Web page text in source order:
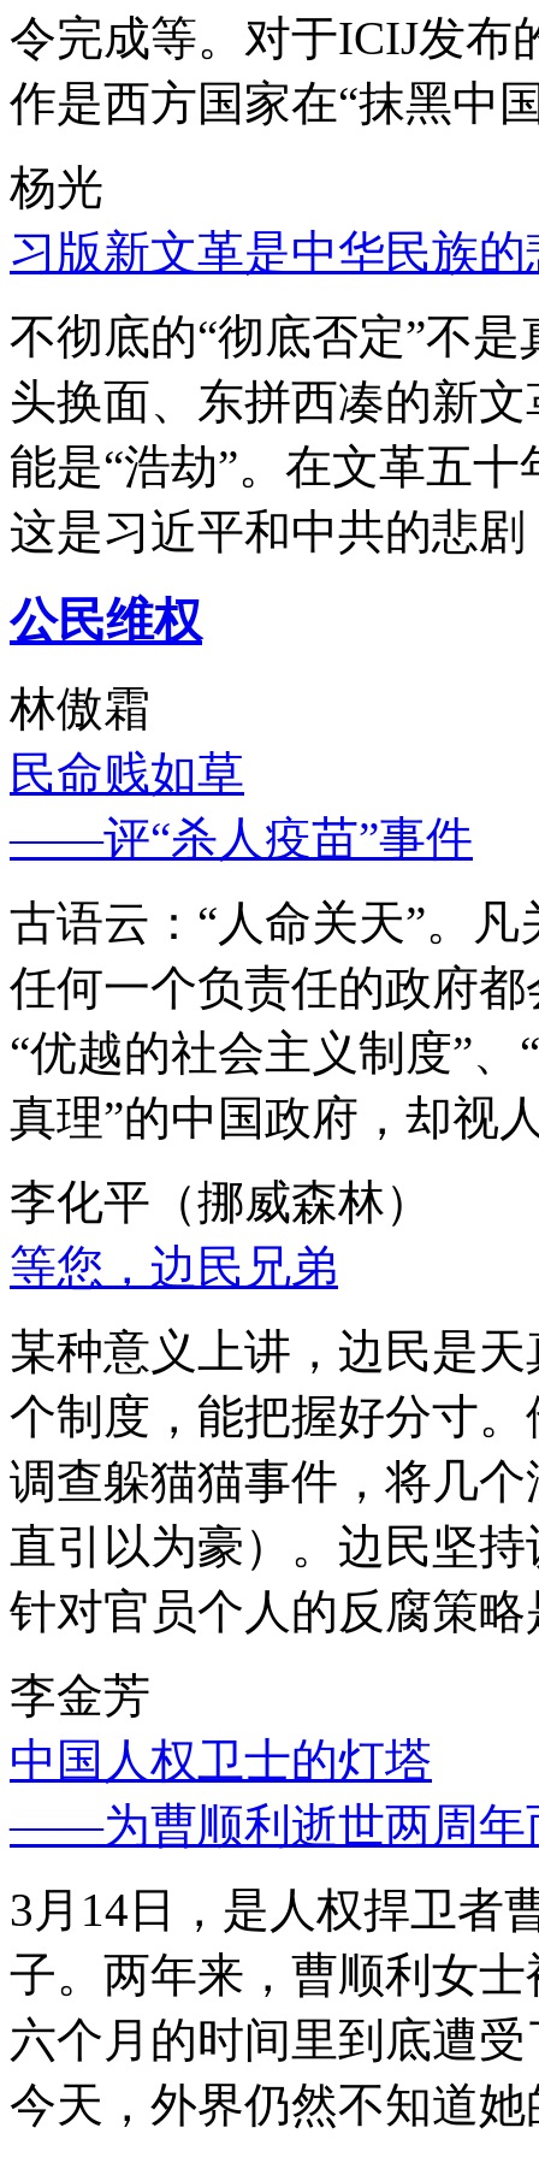
令完成等。对于ICIJ发布
作是西方国家在“抹黑中
杨光
习版新文革是中华民族的
不彻底的“彻底否定”不
头换面、东拼西凑的新
能是“浩劫”。在文革五
这是习近平和中共的悲
公民维权
林傲霜
民命贱如草
——评“杀人疫苗”事件
古语云：“人命关天”。
任何一个负责任的政府
“优越的社会主义制度”
真理”的中国政府，却视
李化平（挪威森林）
等您，边民兄弟
某种意义上讲，边民是
个制度，能把握好分寸
调查躲猫猫事件，将几
直引以为豪）。边民坚
针对官员个人的反腐策
李金芳
中国人权卫士的灯塔
——为曹顺利逝世两周年
3月14日，是人权捍卫者
子。两年来，曹顺利女
六个月的时间里到底遭
今天，外界仍然不知道